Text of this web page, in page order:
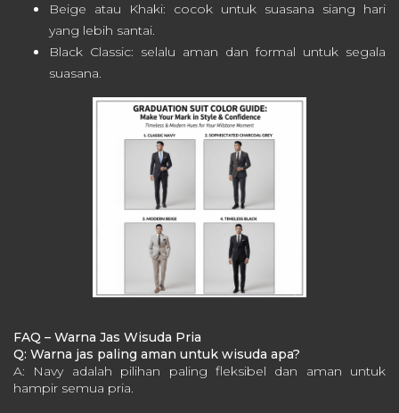
Beige atau Khaki: cocok untuk suasana siang hari
yang lebih santai.
Black Classic: selalu aman dan formal untuk segala
suasana.
FAQ – Warna Jas Wisuda Pria
Q: Warna jas paling aman untuk wisuda apa?
A: Navy adalah pilihan paling fleksibel dan aman untuk
hampir semua pria.